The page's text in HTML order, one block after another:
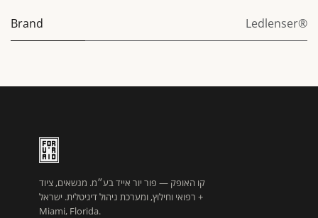
Brand Ledlenser®
קו האופק — פור יור אייד בע״מ. מנשאים, ציוד
רפואי וחילוץ, ומערכת ניהול דיגיטלית. ישראל +
Miami, Florida.